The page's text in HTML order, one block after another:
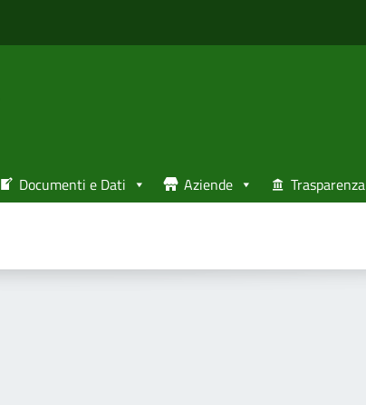
Documenti e Dati Aziende Trasparenza